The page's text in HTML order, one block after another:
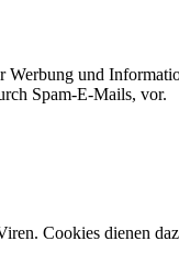
und
Spam-E-Mails, vor.
Cookies dienen